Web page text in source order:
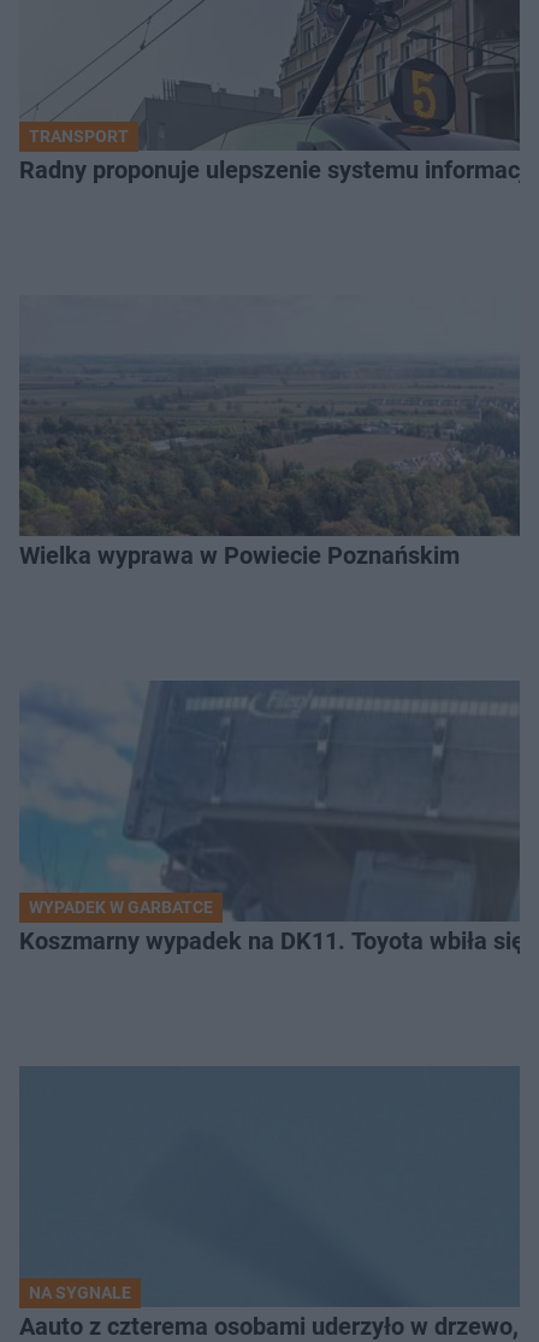
TRANSPORT
Radny proponuje ulepszenie systemu
Wielka wyprawa w Powiecie Poznańskim
WYPADEK W GARBATCE
Koszmarny wypadek na DK11. Toyota wbiła się
NA SYGNALE
Aauto z czterema osobami uderzyło w drzewo,